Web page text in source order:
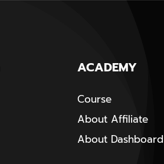
ACADEMY
Course
About Affiliate
About Dashboard